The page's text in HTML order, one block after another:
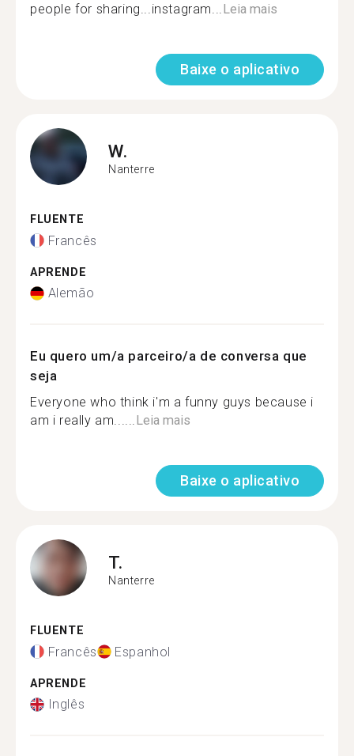
people for sharing...instagram...Leia mais
Baixe o aplicativo
W.
Nanterre
FLUENTE
Francês
APRENDE
Alemão
Eu quero um/a parceiro/a de conversa que
seja
Everyone who think i'm a funny guys because i
am i really am......Leia mais
Baixe o aplicativo
T.
Nanterre
FLUENTE
Francês Espanhol
APRENDE
Inglês